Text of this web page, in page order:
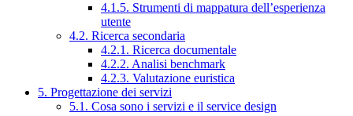
4.1.5. Strumenti di mappatura dell’esperienza
utente
4.2. Ricerca secondaria
4.2.1. Ricerca documentale
4.2.2. Analisi benchmark
4.2.3. Valutazione euristica
5. Progettazione dei servizi
5.1. Cosa sono i servizi e il service design